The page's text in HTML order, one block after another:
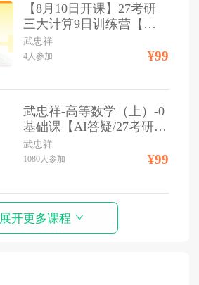
【8月10日开课】27考研
三大计算9日训练营【学
完返现】
武忠祥
4 人参加 ¥99
武忠祥-高等数学（上）-0
基础课【AI答疑/27考研适
用】
武忠祥
1080人参加 ¥99
展开更多课程